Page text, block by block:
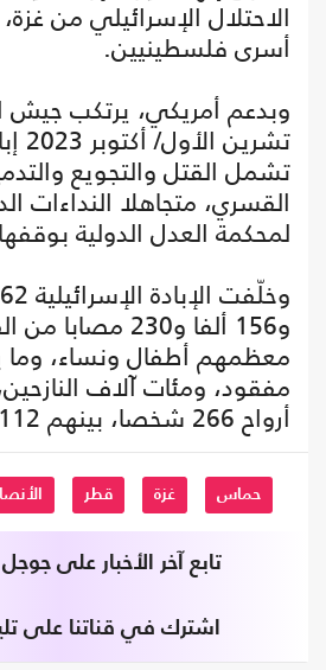
الاحتلال الإسرائيلي من
أسرى فلسطينيين.
تشمل القتل والتجويع
القسري، متجاهلا النداءات
لمحكمة العدل الدولية
و156 ألفا و230
مفقود، ومئات آلاف
أرواح 266 شخصا، بينهم 112 طفل.
حماس غزة قطر
تابع آخر الأخبار على جوجل
اشترك في قناتنا على